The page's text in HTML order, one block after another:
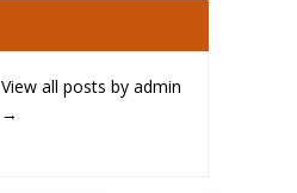
View all posts by admin
→